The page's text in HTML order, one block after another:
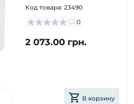
Код товара: 23490
0
2 073.00 грн.
В корзину